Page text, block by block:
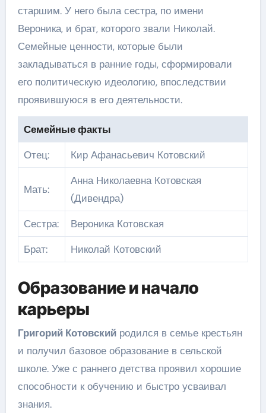
старшим. У него была сестра, по имени
Вероника, и брат, которого звали Николай.
Семейные ценности, которые были
закладываться в ранние годы, сформировали
его политическую идеологию, впоследствии
проявившуюся в его деятельности.
Семейные факты
Отец:
Кир Афанасьевич Котовский
Мать:
Анна Николаевна Котовская
(Дивендра)
Сестра:
Вероника Котовская
Брат:
Николай Котовский
Образование и начало
карьеры
Григорий Котовскийродился в семье крестьян
и получил базовое образование в сельской
школе. Уже с раннего детства проявил хорошие
способности к обучению и быстро усваивал
знания.